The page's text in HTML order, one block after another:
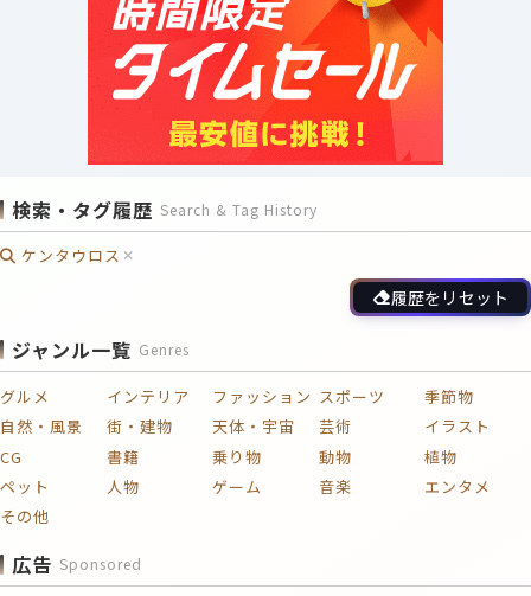
検索・タグ履歴 Search & Tag History
ケンタウロス
履歴をリセット
ジャンル一覧 Genres
グルメ インテリア ファッション スポーツ
季節物
自然・風景
街・建物 天体・宇宙 芸術
イラスト
CG
書籍 乗り物 動物
植物
ペット
人物 ゲーム 音楽
エンタメ
その他
広告 Sponsored